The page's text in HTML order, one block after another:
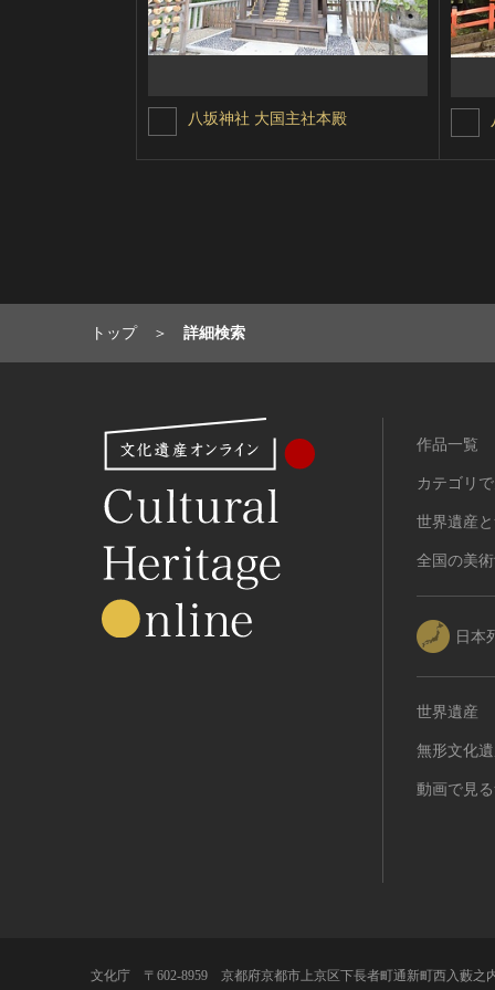
八坂神社 大国主社本殿
トップ 詳細検索
作品一覧
カテゴリ
世界遺産
全国の美
日本
世界遺産
無形文化
動画で見
文化庁 〒602-8959 京都府京都市上京区下長者町通新町西入藪之